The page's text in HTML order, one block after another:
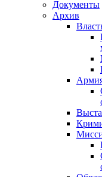
Документы
Архив